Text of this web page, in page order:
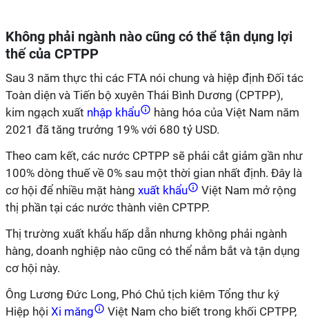
Không phải ngành nào cũng có thể tận dụng lợi
thế của CPTPP
Sau 3 năm thực thi các FTA nói chung và hiệp định Đối tác
Toàn diện và Tiến bộ xuyên Thái Bình Dương (CPTPP),
kim ngạch xuất nhập khẩu
hàng hóa của Việt Nam năm
2021 đã tăng trưởng 19% với 680 tỷ USD.
Theo cam kết, các nước CPTPP sẽ phải cắt giảm gần như
100% dòng thuế về 0% sau một thời gian nhất định. Đây là
cơ hội để nhiều mặt hàng xuất khẩu
Việt Nam mở rộng
thị phần tại các nước thành viên CPTPP.
Thị trường xuất khẩu hấp dẫn nhưng không phải ngành
hàng, doanh nghiệp nào cũng có thể nắm bắt và tận dụng
cơ hội này.
Ông Lương Đức Long, Phó Chủ tịch kiêm Tổng thư ký
Hiệp hội Xi măng
Việt Nam cho biết trong khối CPTPP,